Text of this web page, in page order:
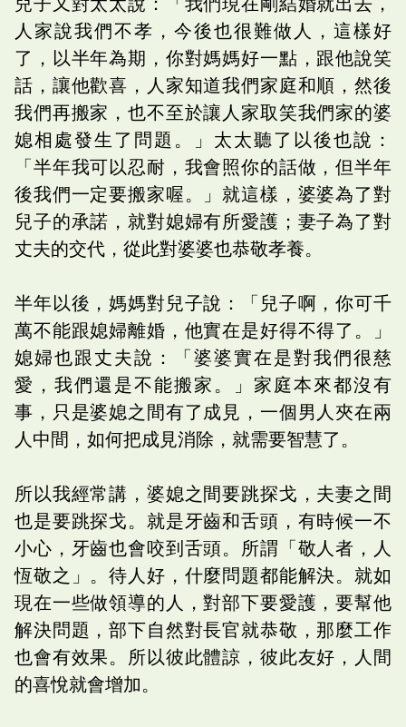
人家說我們不孝，今後也很難做人，這樣好
了，以半年為期，你對媽媽好一點，跟他說笑
話，讓他歡喜，人家知道我們家庭和順，然後
我們再搬家，也不至於讓人家取笑我們家的婆
媳相處發生了問題。」太太聽了以後也說：
「半年我可以忍耐，我會照你的話做，但半年
後我們一定要搬家喔。」就這樣，婆婆為了對
兒子的承諾，就對媳婦有所愛護；妻子為了對
丈夫的交代，從此對婆婆也恭敬孝養。
半年以後，媽媽對兒子說：「兒子啊，你可千
萬不能跟媳婦離婚，他實在是好得不得了。」
媳婦也跟丈夫說：「婆婆實在是對我們很慈
愛，我們還是不能搬家。」家庭本來都沒有
事，只是婆媳之間有了成見，一個男人夾在兩
人中間，如何把成見消除，就需要智慧了。
所以我經常講，婆媳之間要跳探戈，夫妻之間
也是要跳探戈。就是牙齒和舌頭，有時候一不
小心，牙齒也會咬到舌頭。所謂「敬人者，人
恆敬之」。待人好，什麼問題都能解決。就如
現在一些做領導的人，對部下要愛護，要幫他
解決問題，部下自然對長官就恭敬，那麼工作
也會有效果。所以彼此體諒，彼此友好，人間
的喜悅就會增加。